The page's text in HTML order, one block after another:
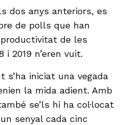
dos anys anteriors, es
de polls que han
de les
i 2019 n’eren vuit.
s’ha iniciat una vegada
la mida adient. Amb
se’ls hi ha col·locat
senyal cada cinc